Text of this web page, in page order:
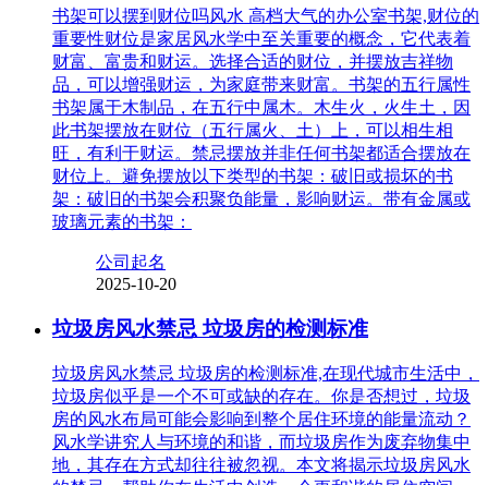
书架可以摆到财位吗风水 高档大气的办公室书架,财位的
重要性财位是家居风水学中至关重要的概念，它代表着
财富、富贵和财运。选择合适的财位，并摆放吉祥物
品，可以增强财运，为家庭带来财富。书架的五行属性
书架属于木制品，在五行中属木。木生火，火生土，因
此书架摆放在财位（五行属火、土）上，可以相生相
旺，有利于财运。禁忌摆放并非任何书架都适合摆放在
财位上。避免摆放以下类型的书架：破旧或损坏的书
架：破旧的书架会积聚负能量，影响财运。带有金属或
玻璃元素的书架：
公司起名
2025-10-20
垃圾房风水禁忌 垃圾房的检测标准
垃圾房风水禁忌 垃圾房的检测标准,在现代城市生活中，
垃圾房似乎是一个不可或缺的存在。你是否想过，垃圾
房的风水布局可能会影响到整个居住环境的能量流动？
风水学讲究人与环境的和谐，而垃圾房作为废弃物集中
地，其存在方式却往往被忽视。本文将揭示垃圾房风水